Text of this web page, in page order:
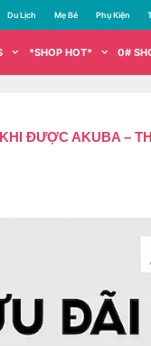
Du Lịch Mẹ Bé Phụ Kiện
*SHOP HOT* 0#
ĐƯỢC AKUBA –